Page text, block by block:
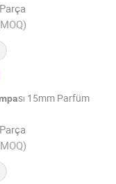
sı 15mm Parfüm